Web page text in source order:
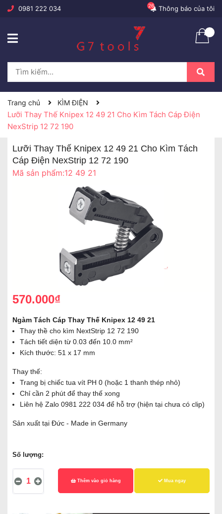
0981 222 034 Thông báo của tôi
26
Trang chủ KÌM ĐIỆN
Lưỡi Thay Thế Knipex 12 49 21 Cho Kìm Tách Cáp Điện
NexStrip 12 72 190
Lưỡi Thay Thế Knipex 12 49 21 Cho Kìm Tách
Cáp Điện NexStrip 12 72 190
Mã sản phẩm:12 49 21
570.000₫
Ngàm Tách Cáp Thay Thế Knipex 12 49 21
Thay thề cho kìm NextStrip 12 72 190
Tách tiết diện từ 0.03 đến 10.0 mm²
Kích thước: 51 x 17 mm
Thay thế:
Trang bị chiếc tua vít PH 0 (hoặc 1 thanh thép nhỏ)
Chỉ cần 2 phút để thay thế xong
Liên hệ Zalo 0981 222 034 để hỗ trợ (hiện tại chưa có clip)
Sản xuất tại Đức - Made in Germany
Số lượng:
Thêm vào giỏ hàng Mua ngay